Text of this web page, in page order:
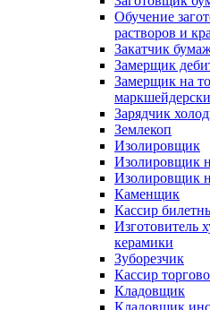
Обучение
растворов и
Закатчик
Замерщик
Замерщик на
Зарядчик
Землекоп
Изолировщик
Изолировщик
Изолировщик
Каменщик
Кассир
Изготовитель
керамики
Зуборезчик
Кассир
Кладовщик
Кладовщик